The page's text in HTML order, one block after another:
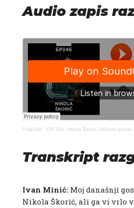
Audio zapis
Pojačalo · EP 346: Nikola Škorić, Državni posao &
Transkript
Ivan Minić:​ Moj današnji
Nikola Škorić, ali ga vi vrlo